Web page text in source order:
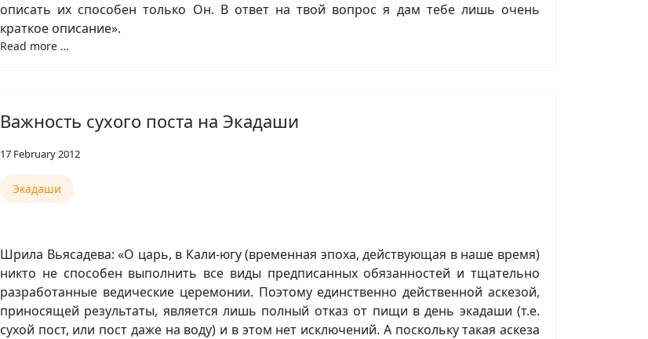
описать их способен только Он. В ответ на твой вопрос я дам тебе лишь очень
краткое описание».
Read more …
Важность сухого поста на Экадаши
17 February 2012
Экадаши
Шрила Вьясадева: «О царь, в Кали-югу (временная эпоха, действующая в наше время)
никто не способен выполнить все виды предписанных обязанностей и тщательно
разработанные ведические церемонии. Поэтому единственно действенной аскезой,
приносящей результаты, является лишь полный отказ от пищи в день экадаши (т.е.
сухой пост, или пост даже на воду) и в этом нет исключений. А поскольку такая аскеза